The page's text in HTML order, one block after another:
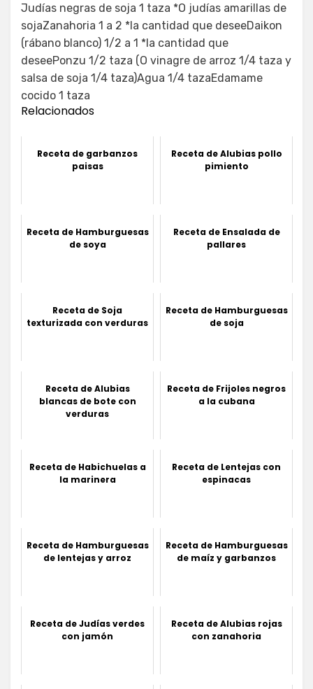
Judías negras de soja 1 taza *O judías amarillas de
sojaZanahoria 1 a 2 *la cantidad que deseeDaikon
(rábano blanco) 1/2 a 1 *la cantidad que
deseePonzu 1/2 taza (O vinagre de arroz 1/4 taza y
salsa de soja 1/4 taza)Agua 1/4 tazaEdamame
cocido 1 taza
Relacionados
Receta de garbanzos
paisas
Receta de Alubias pollo
pimiento
Receta de Hamburguesas
de soya
Receta de Ensalada de
pallares
Receta de Soja
texturizada con verduras
Receta de Hamburguesas
de soja
Receta de Alubias
blancas de bote con
verduras
Receta de Frijoles negros
a la cubana
Receta de Habichuelas a
la marinera
Receta de Lentejas con
espinacas
Receta de Hamburguesas
de lentejas y arroz
Receta de Hamburguesas
de maíz y garbanzos
Receta de Judías verdes
con jamón
Receta de Alubias rojas
con zanahoria